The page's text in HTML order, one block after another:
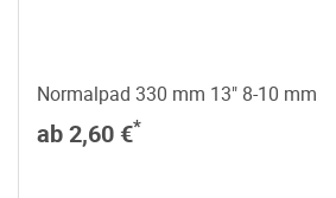
Normalpad 330 mm 13" 8-10 mm
ab 2,60 €*